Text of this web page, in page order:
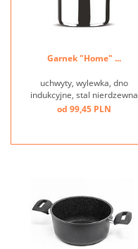
Garnek "Home" ...
uchwyty, wylewka, dno
indukcyjne, stal nierdzewna
polerowana ...
od 99,45 PLN